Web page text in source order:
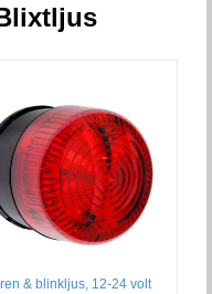
& blinkljus, 12-24 volt